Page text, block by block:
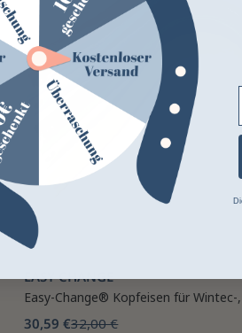
EASY CHANGE
Easy-Change® Kopfeisen für
30,59 €32,00 €